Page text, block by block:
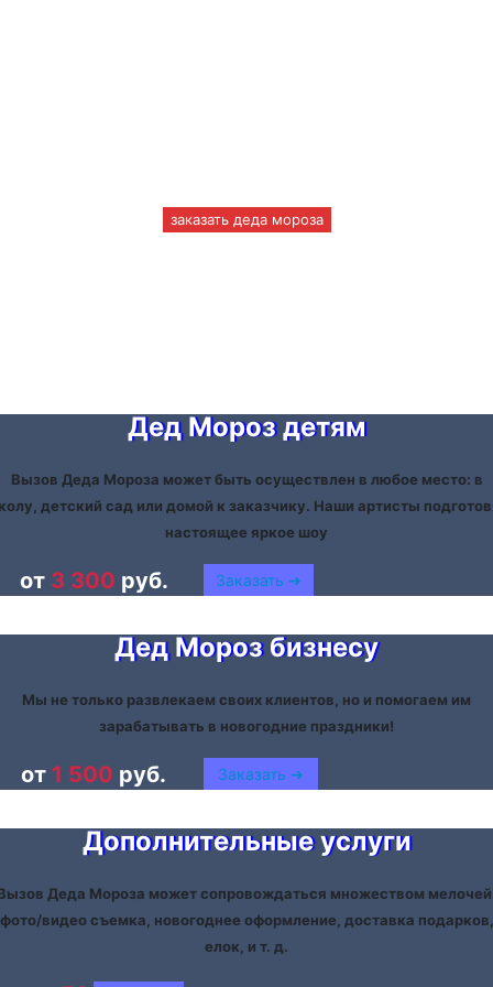
заказать деда мороза
Дед Мороз детям
Вызов Деда Мороза может быть осуществлен в любое место: в
детский сад или домой к заказчику. Наши артисты
настоящее яркое шоу
от3 300 руб. Заказать ➔
Дед Мороз бизнесу
Мы не только развлекаем своих клиентов, но и помогаем им
зарабатывать в новогодние праздники!
от 1 500 руб. Заказать ➔
Дополнительные услуги
Деда Мороза может сопровождаться множеством
фото/видео съемка, новогоднее оформление, доставка подарков,
елок, и т. д.